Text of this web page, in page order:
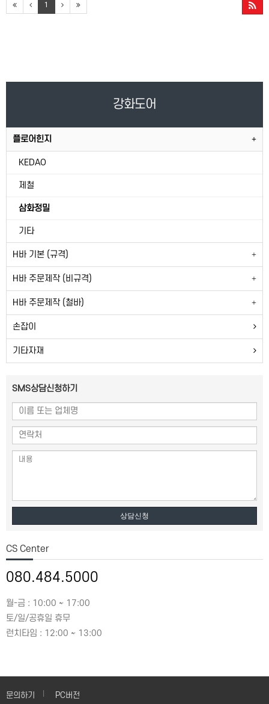
1
강화도어
플로어힌지
KEDAO
제철
삼화정밀
기타
H바 기본 (규격)
H바 주문제작 (비규격)
H바 주문제작 (철바)
손잡이
기타자재
SMS상담신청하기
상담신청
CS Center
080.484.5000
월-금 : 10:00 ~ 17:00
토/일/공휴일 휴무
런치타임 : 12:00 ~ 13:00
문의하기 PC버전